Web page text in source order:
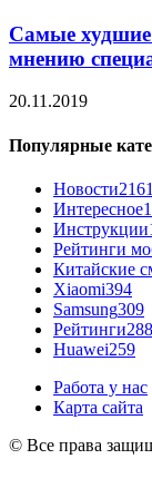
Самые худшие
мнению
20.11.2019
Популярные
Новости2161
Интересное
Инструкции
Рейтинги
Китайские
Xiaomi394
Samsung309
Рейтинги288
Huawei259
Работа у нас
Карта сайта
© Все права